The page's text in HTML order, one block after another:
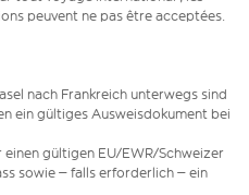
peuvent ne pas être acceptées.
nach Frankreich unterwegs sind
ein gültiges Ausweisdokument bei
gültigen EU/EWR/Schweizer
sowie – falls erforderlich – ein